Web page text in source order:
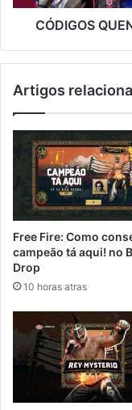
CÓDIGOS
Artigos
Free Fire: Como
campeão tá aqui! no
Drop
10 horas atras